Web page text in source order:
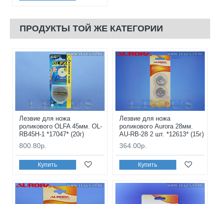
ПРОДУКТЫ ТОЙ ЖЕ КАТЕГОРИИ
Лезвие для ножа
роликового OLFA 45мм. OL-
RB45H-1 *17047* (20г)
800.80р.
Купить
Лезвие для ножа
роликового Aurora 28мм.
AU-RB-28 2 шт. *12613* (15г)
364.00р.
Купить